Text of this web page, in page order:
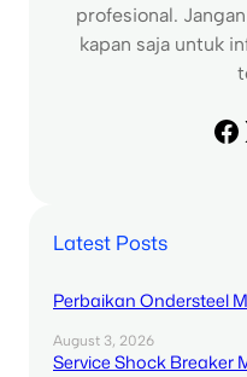
profesional.
kapan saja untuk
Facebook
Latest Posts
Perbaikan Ondersteel
August 3, 2026
Service Shock Breaker